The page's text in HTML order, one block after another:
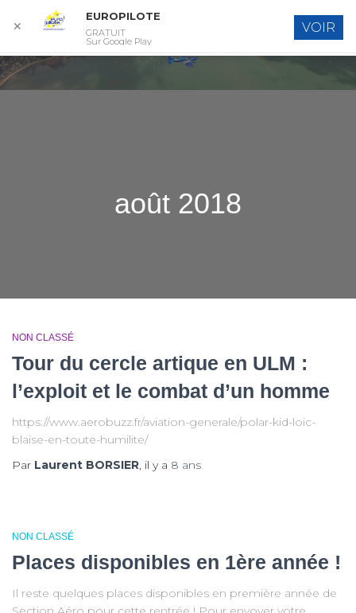
LA
août 2018
NON CLASSÉ
Tour du cercle artique en ULM :
l’exploit et le combat d’un homme
https://www.aerobuzz.fr/aviation-generale/polar-kid-loic-
blaise-en-toute-humilite/
Par Laurent BORSIER, il y a 8 ans
NON CLASSÉ
Places disponibles en 1ère année !
Il reste quelques places disponibles en première année de
✕
EUROPILOTE
GRATUIT
Sur Google Play
VOIR